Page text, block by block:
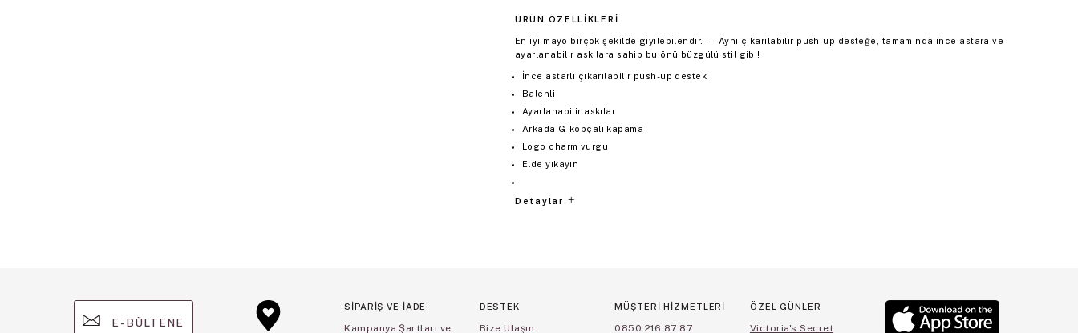
ÜRÜN ÖZELLIKLERI
En iyi mayo birçok şekilde giyilebilendir. — Aynı çıkarılabilir push-up desteğe, tamamında ince astara ve
ayarlanabilir askılara sahip bu önü büzgülü stil gibi!
İnce astarlı çıkarılabilir push-up destek
Balenli
Ayarlanabilir askılar
Arkada G-kopçalı kapama
Logo charm vurgu
Elde yıkayın
Detaylar
E-BÜLTENE
SİPARİŞ VE İADE
Kampanya Şartları ve
DESTEK
Bize Ulaşın
MÜŞTERİ HİZMETLERİ
0850 216 87 87
ÖZEL GÜNLER
Victoria's Secret